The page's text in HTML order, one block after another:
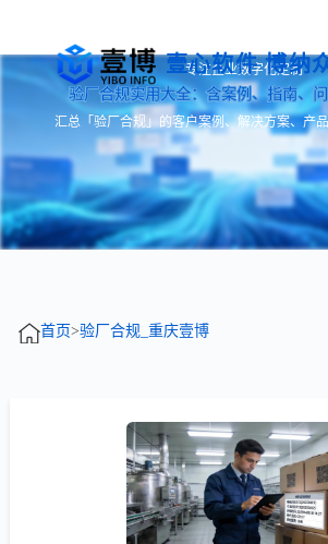
壹心软件 博纳
专注企业数字化定制
验厂合规实用大全：含案例、指南、
汇总「验厂合规」的客户案例、解决方案、产
首页>验厂合规_重庆壹博